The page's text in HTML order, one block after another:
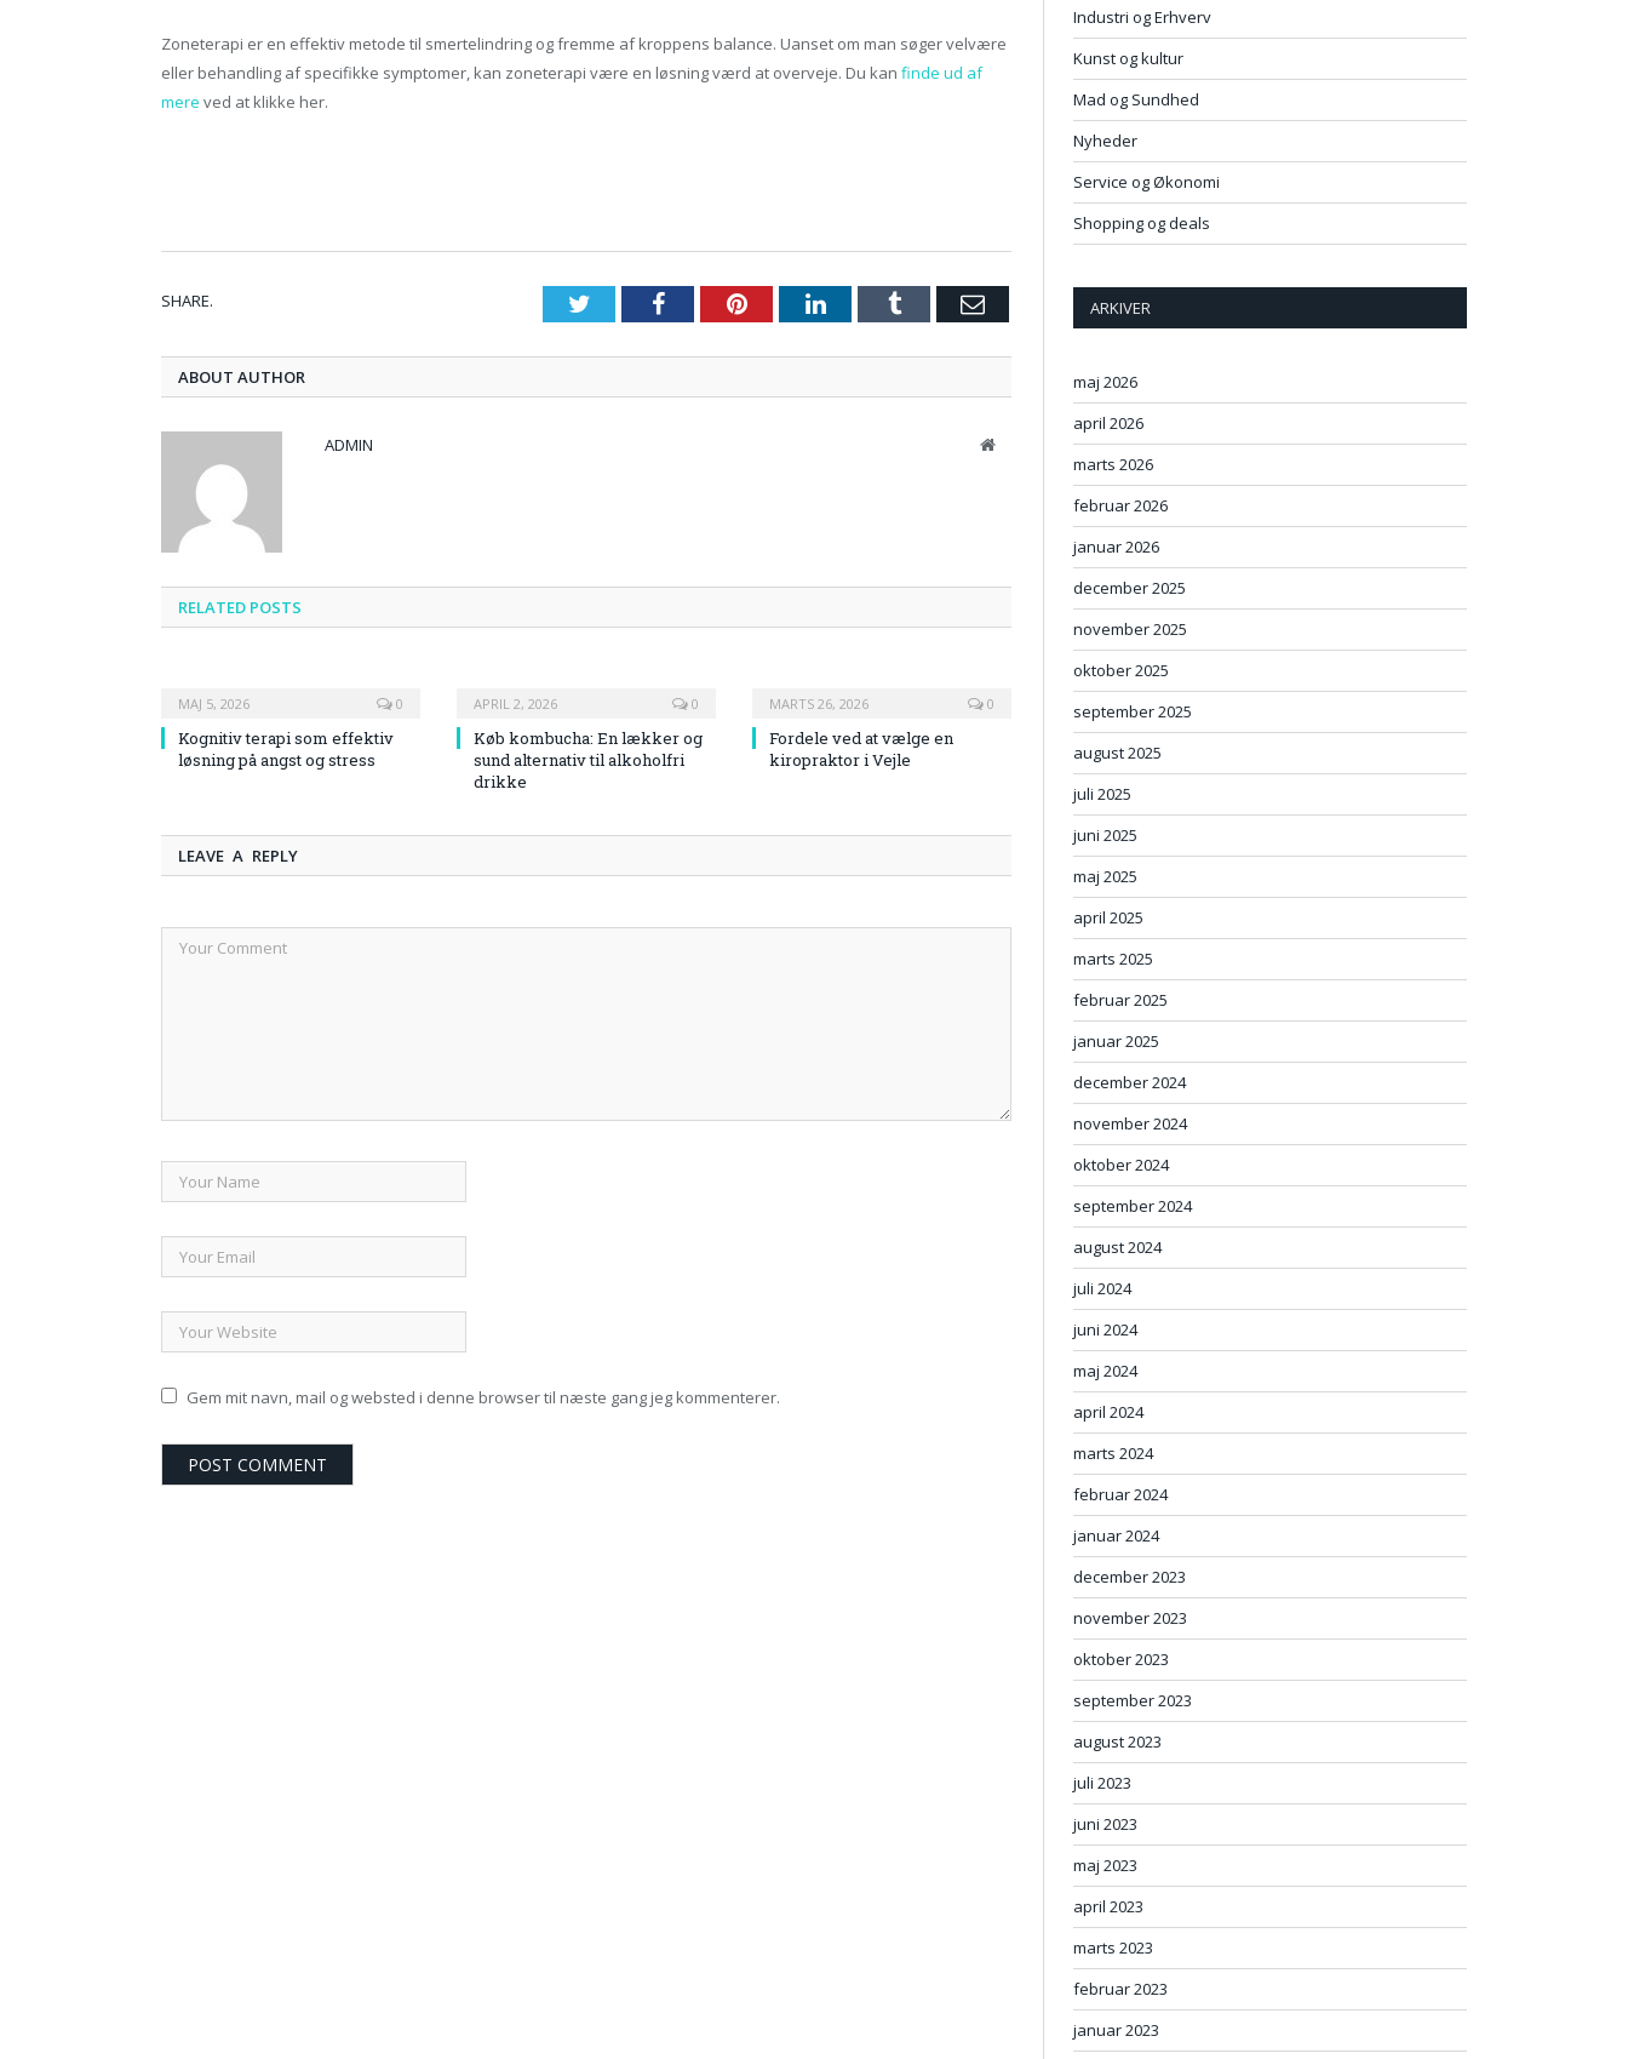
Zoneterapi er en effektiv metode til smertelindring og fremme af kroppens balance. Uanset om man søger velvære
eller behandling af specifikke symptomer, kan zoneterapi være en løsning værd at overveje. Du kan finde ud af
mere ved at klikke her.
SHARE. TwitterFacebookPinterestLinkedInTumblr Email
ABOUT AUTHOR
ADMIN Website
RELATED POSTS
MAJ 5, 2026 0
Kognitiv terapi som effektiv
løsning på angst og stress
APRIL 2, 2026 0
Køb kombucha: En lækker og
sund alternativ til alkoholfri
drikke
MARTS 26, 2026 0
Fordele ved at vælge en
kiropraktor i Vejle
LEAVE A REPLY
Gem mit navn, mail og websted i denne browser til næste gang jeg kommenterer.
Industri og Erhverv
Kunst og kultur
Mad og Sundhed
Nyheder
Service og Økonomi
Shopping og deals
ARKIVER
maj 2026
april 2026
marts 2026
februar 2026
januar 2026
december 2025
november 2025
oktober 2025
september 2025
august 2025
juli 2025
juni 2025
maj 2025
april 2025
marts 2025
februar 2025
januar 2025
december 2024
november 2024
oktober 2024
september 2024
august 2024
juli 2024
juni 2024
maj 2024
april 2024
marts 2024
februar 2024
januar 2024
december 2023
november 2023
oktober 2023
september 2023
august 2023
juli 2023
juni 2023
maj 2023
april 2023
marts 2023
februar 2023
januar 2023